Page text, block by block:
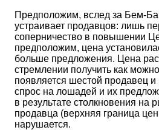
Предположим, вслед за Бем-
устраивает продавцов: лишь
соперничество в повышении
предположим, цена
больше предложения. Цена
стремлении получить как
появляется шестой продавец
спрос на лошадей и их
в результате столкновения
продавца (верхняя граница
нарушается.